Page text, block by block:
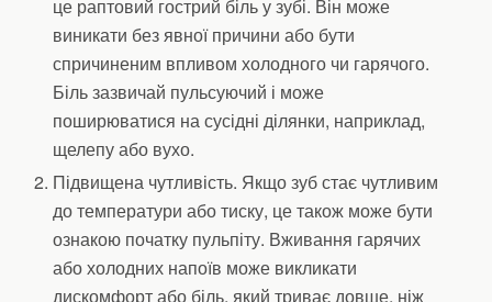
це раптовий гострий біль у зубі. Він може
виникати без явної причини або бути
спричиненим впливом холодного чи гарячого.
Біль зазвичай пульсуючий і може
поширюватися на сусідні ділянки, наприклад,
щелепу або вухо.
Підвищена чутливість. Якщо зуб стає чутливим
до температури або тиску, це також може бути
ознакою початку пульпіту. Вживання гарячих
або холодних напоїв може викликати
дискомфорт або біль, який триває довше, ніж